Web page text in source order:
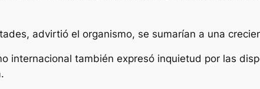
advirtió el organismo, se sumarían a una
internacional también expresó inquietud por las